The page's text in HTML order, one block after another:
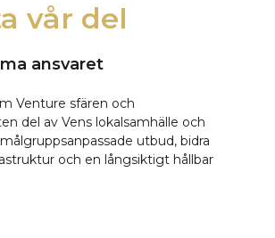
vår del
ansvaret
Venture sfären och
del av Vens lokalsamhälle och
utbud, bidra
och en långsiktigt hållbar